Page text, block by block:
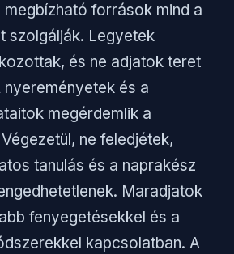
források mind a
szolgálják. Legyetek
és ne adjatok teret
és a
megérdemlik a
ne feledjétek,
tanulás és a naprakész
Maradjatok
fenyegetésekkel és a
kapcsolatban. A